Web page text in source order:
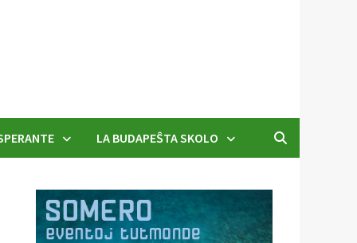
LA BUDAPEŜTA SKOLO